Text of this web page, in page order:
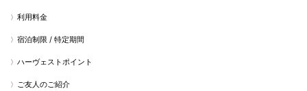
利用料金
宿泊制限 / 特定期間
ハーヴェストポイント
ご友人のご紹介